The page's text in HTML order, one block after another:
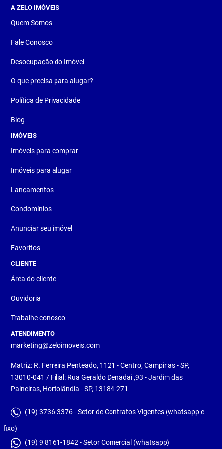
A ZELO IMÓVEIS
Quem Somos
Fale Conosco
Desocupação do Imóvel
O que precisa para alugar?
Política de Privacidade
Blog
IMÓVEIS
Imóveis para comprar
Imóveis para alugar
Lançamentos
Condomínios
Anunciar seu imóvel
Favoritos
CLIENTE
Área do cliente
Ouvidoria
Trabalhe conosco
ATENDIMENTO
marketing@zeloimoveis.com
Matriz: R. Ferreira Penteado, 1121 - Centro, Campinas - SP,
13010-041 / Filial: Rua Geraldo Denadai ,93 - Jardim das
Paineiras, Hortolândia - SP, 13184-271
(19) 3736-3376 - Setor de Contratos Vigentes (whatsapp e
fixo)
(19) 9 8161-1842 - Setor Comercial (whatsapp)